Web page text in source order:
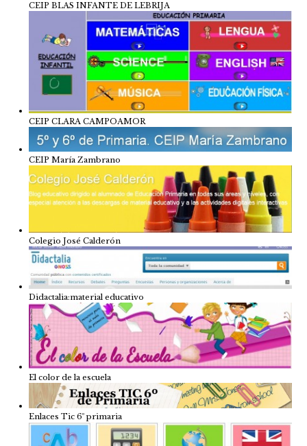
CEIP BLAS INFANTE DE LEBRIJA
CEIP CLARA CAMPOAMOR
CEIP María Zambrano
Colegio José Calderón
Didactalia:material educativo
El color de la escuela
Enlaces Tic 6º primaria